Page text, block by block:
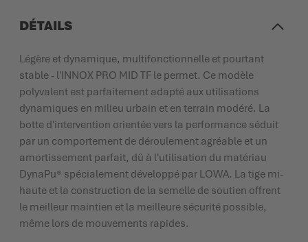
DÉTAILS
Légère et dynamique, multifonctionnelle et pourtant
stable - l'INNOX PRO MID TF le permet. Ce modèle
polyvalent est parfaitement adapté aux utilisations
dynamiques en milieu urbain et en terrain modéré. La
botte d'intervention orientée vers la performance séduit
par un comportement de déroulement agréable et un
amortissement parfait, dû à l'utilisation du matériau
DynaPu® spécialement développé par LOWA. La tige mi-
haute et la construction de la semelle de soutien offrent
le meilleur maintien et la meilleure sécurité possible,
même lors de mouvements rapides.